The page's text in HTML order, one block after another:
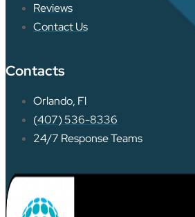
Reviews
Contact Us
Contacts
Orlando, Fl
(407) 536-8336
24/7 Response Teams